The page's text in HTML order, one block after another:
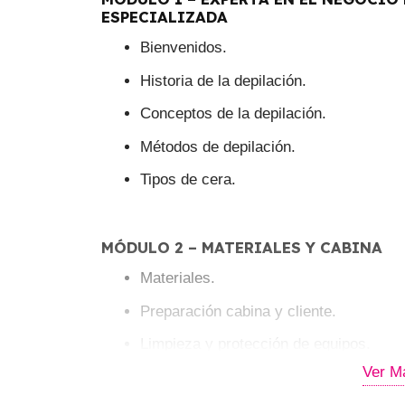
ESPECIALIZADA
Bienvenidos.
Historia de la depilación.
Conceptos de la depilación.
Métodos de depilación.
Tipos de cera.
MÓDULO 2 – MATERIALES Y CABINA
Materiales.
Preparación cabina y cliente.
Limpieza y esterilización de
Ver